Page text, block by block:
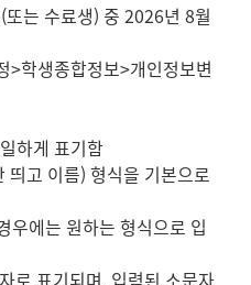
는 수료생) 중 2026년 8월
>학생종합정보>개인정보변
하게 표기함
띄고 이름) 형식을 기본으로
우에는 원하는 형식으로 입
로 표기되며, 입력된 소문자